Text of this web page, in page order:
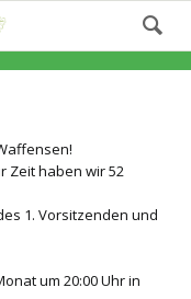
Zeit haben wir 52
1. Vorsitzenden und
um 20:00 Uhr in